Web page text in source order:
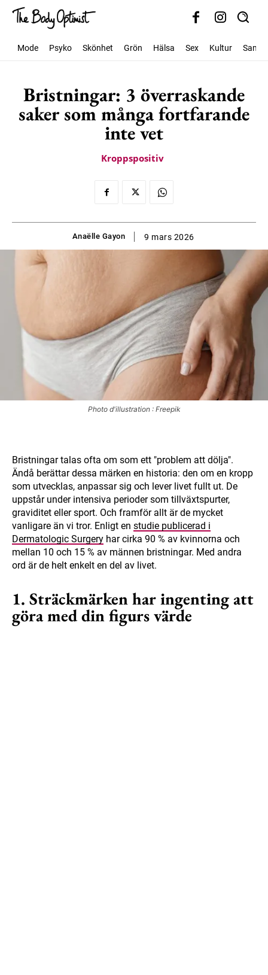
Mode Psyko Skönhet Grön Hälsa Sex Kultur
Bristningar: 3 överraskande
saker som många fortfarande
inte vet
Kroppspositiv
Anaëlle Gayon 9 mars 2026
Photo d'illustration : Freepik
Bristningar talas ofta om som ett "problem att dölja".
Ändå berättar dessa märken en historia: den om en kropp
som utvecklas, anpassar sig och lever livet fullt ut. De
uppstår under intensiva perioder som tillväxtspurter,
graviditet eller sport. Och framför allt är de mycket
vanligare än vi tror. Enligt en studie publicerad i
Dermatologic Surgery har cirka 90 % av kvinnorna och
mellan 10 och 15 % av männen bristningar. Med andra
ord är de helt enkelt en del av livet.
1. Sträckmärken har ingenting att
göra med din figurs värde